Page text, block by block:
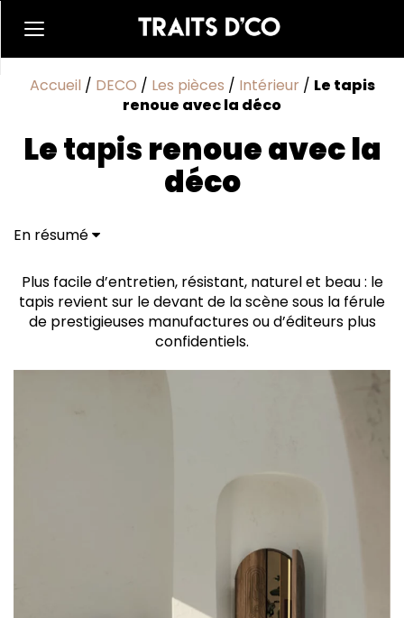
Accueil / DECO / Les pièces / Intérieur / Le tapis
renoue avec la déco
Letapisrenoue avec la
déco
En résumé
Oeuvres d’art
Jeux de lignes
Résolument graphiques
Plus facile d’entretien, résistant, naturel et beau : le
tapis revient sur le devant de la scène sous la férule
de prestigieuses manufactures ou d’éditeurs plus
confidentiels.